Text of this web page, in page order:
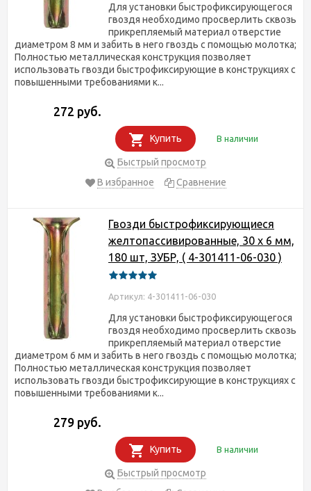
Для установки быстрофиксирующегося
гвоздя необходимо просверлить сквозь
прикрепляемый материал отверстие
диаметром 8 мм и забить в него гвоздь с помощью молотка;
Полностью металлическая конструкция позволяет
использовать гвозди быстрофиксирующие в конструкциях с
повышенными требованиями к...
272 руб.
Купить В наличии
Быстрый просмотр
В избранное
Сравнение
Гвозди быстрофиксирующиеся
желтопассивированные, 30 х 6 мм,
180 шт, ЗУБР, ( 4-301411-06-030 )
Артикул: 4-301411-06-030
Для установки быстрофиксирующегося
гвоздя необходимо просверлить сквозь
прикрепляемый материал отверстие
диаметром 6 мм и забить в него гвоздь с помощью молотка;
Полностью металлическая конструкция позволяет
использовать гвозди быстрофиксирующие в конструкциях с
повышенными требованиями к...
279 руб.
Купить В наличии
Быстрый просмотр